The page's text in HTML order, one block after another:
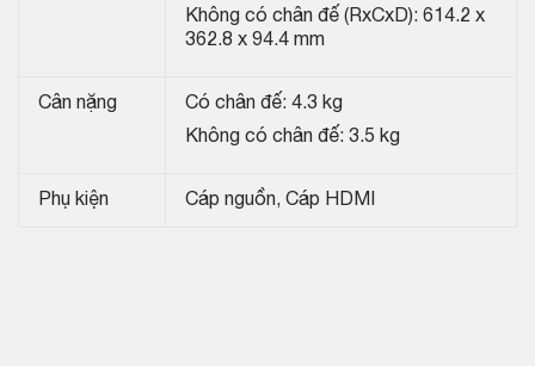
Không có chân đế (RxCxD): 614.2 x
362.8 x 94.4 mm
Cân nặng
Có chân đế: 4.3 kg
Không có chân đế: 3.5 kg
Phụ kiện Cáp nguồn, Cáp HDMI